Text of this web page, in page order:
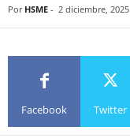
Por HSME - 2 diciembre, 2025
Facebook Twitter